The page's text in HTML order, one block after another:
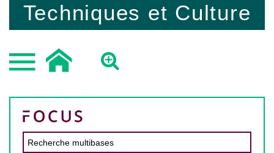
Techniques et Culture